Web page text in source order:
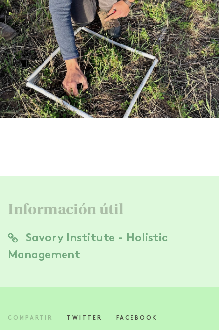
Información útil
Savory Institute - Holistic
Management
COMPARTIR TWITTER FACEBOOK